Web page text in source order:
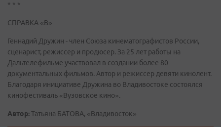
* * *
СПРАВКА «В»
Геннадий Дружин - член Союза кинематографистов России,
сценарист, режиссер и продюсер. За 25 лет работы на
Дальтелефильме участвовал в создании более 80
документальных фильмов. Автор и режиссер девяти кинолент.
Благодаря инициативе Дружина во Владивостоке состоялся
кинофестиваль «Вузовское кино».
Автор:Татьяна БАТОВА, «Владивосток»